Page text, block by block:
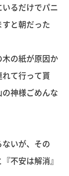
るだけでパニ
と朝だった
の紙が原因か
て行って貰
神様ごめんな
いが、その
不安は解消』